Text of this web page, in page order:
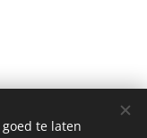
te laten